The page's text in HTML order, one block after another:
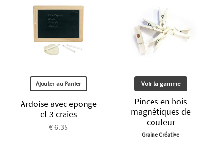
Ajouter au Panier
Ardoise avec eponge
et 3 craies
€ 6.35
Voir la gamme
Pinces en bois
magnétiques de
couleur
Graine Créative